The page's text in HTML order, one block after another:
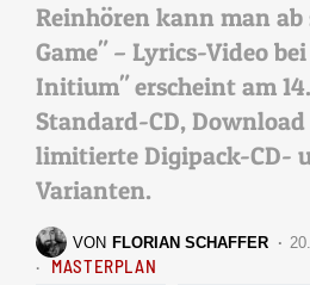
Reinhören kann man
Game" – Lyrics-Video
Initium" erscheint am
Standard-CD,
limitierte Digipack-CD-
Varianten.
VON FLORIAN SCHAFFER
MASTERPLAN